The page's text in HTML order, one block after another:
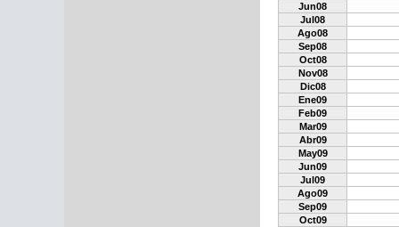
Jun08
Jul08
Ago08
Sep08
Oct08
Nov08
Dic08
Ene09
Feb09
Mar09
Abr09
May09
Jun09
Jul09
Ago09
Sep09
Oct09